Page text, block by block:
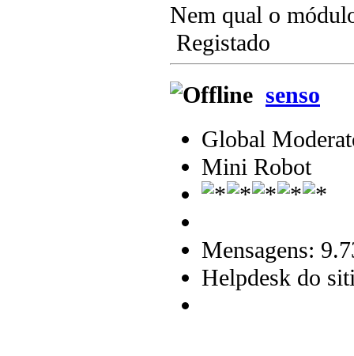
Nem qual o
Registado
senso
Global
Mini Robot
Mensagens:
Helpdesk do